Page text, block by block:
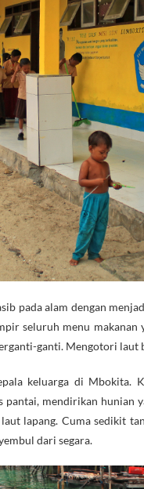
pada alam dengan
seluruh menu
ganti. Mengotori
keluarga di Mbokita.
pantai, mendirikan
lapang. Cuma sedikit
dari segara.